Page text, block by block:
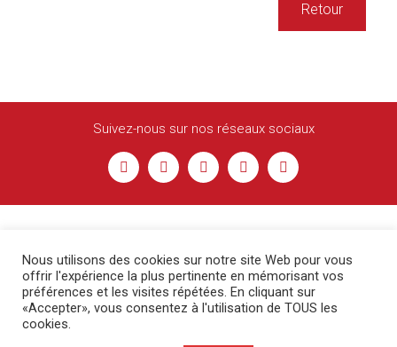
Retour
Suivez-nous sur nos réseaux sociaux
Nous utilisons des cookies sur notre site Web pour vous
offrir l'expérience la plus pertinente en mémorisant vos
préférences et les visites répétées. En cliquant sur
«Accepter», vous consentez à l'utilisation de TOUS les
cookies.